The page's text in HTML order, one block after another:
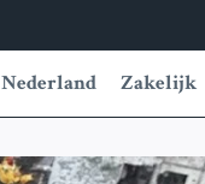
Nederland Zakelijk